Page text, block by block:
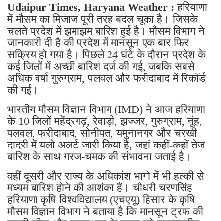
Udaipur Times, Haryana Weather :हरियाणा
में मौसम का मिजाज पूरी तरह बदल चूका है। जिसके
चलते प्रदेश में झमाझम बारिश हुई है। मौसम विभाग ने
जानकारी दी है की प्रदेश में मानसून एक बार फिर
सक्रिय हो गया है। पिछले 24 घंटे के दौरान प्रदेश के
कई जिलों में अच्छी बारिश दर्ज की गई, जबकि सबसे
अधिक वर्षा गुरुग्राम, पलवल और फरीदाबाद में रिकॉर्ड
की गई।
भारतीय मौसम विज्ञान विभाग (IMD) ने आज हरियाणा
के 10 जिलों महेंद्रगढ़, रेवाड़ी, झज्जर, गुरुग्राम, नूंह,
पलवल, फरीदाबाद, सोनीपत, यमुनानगर और चरखी
दादरी में यलो अलर्ट जारी किया है, जहां कहीं-कहीं तेज
बारिश के साथ गरज-चमक की संभावना जताई है।
वहीं दूसरी और राज्य के अधिकांश भागो में भी हल्की से
मध्यम बारिश होने की आशंका हैं। चौधरी चरणसिंह
हरियाणा कृषि विश्वविद्यालय (एचएयू) हिसार के कृषि
मौसम विज्ञान विभाग ने बताया है कि मानसून ट्रफ की